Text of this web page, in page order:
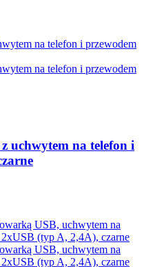
uchwytem na telefon i